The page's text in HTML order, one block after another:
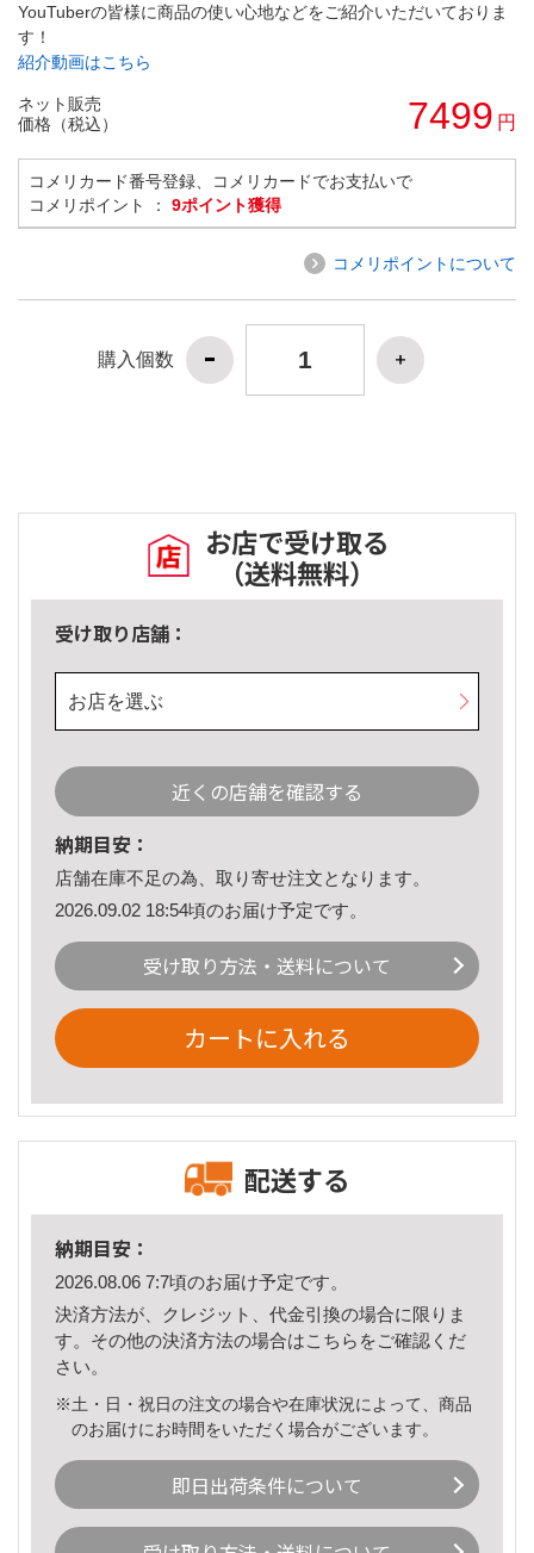
YouTuberの皆様に商品の使い心地などをご紹介いただいておりま
す！
紹介動画はこちら
ネット販売
価格（税込）
7499 円
コメリカード番号登録、コメリカードでお支払いで
コメリポイント ： 9ポイント獲得
コメリポイントについて
購入個数
お店で受け取る
（送料無料）
受け取り店舗：
お店を選ぶ
近くの店舗を確認する
納期目安：
店舗在庫不足の為、取り寄せ注文となります。
2026.09.02 18:54頃のお届け予定です。
受け取り方法・送料について
カートに入れる
配送する
納期目安：
2026.08.06 7:7頃のお届け予定です。
決済方法が、クレジット、代金引換の場合に限りま
す。その他の決済方法の場合はこちら をご確認くだ
さい。
※土・日・祝日の注文の場合や在庫状況によって、商品
のお届けにお時間をいただく場合がございます。
即日出荷条件について